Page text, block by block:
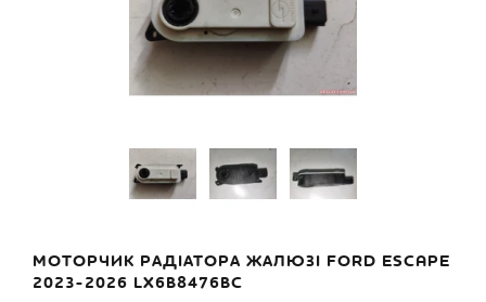
МОТОРЧИК РАДІАТОРА ЖАЛЮЗІ FORD ESCAPE
2023-2026 LX6B8476BC